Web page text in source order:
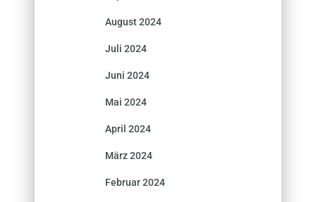
August 2024
Juli 2024
Juni 2024
Mai 2024
April 2024
März 2024
Februar 2024